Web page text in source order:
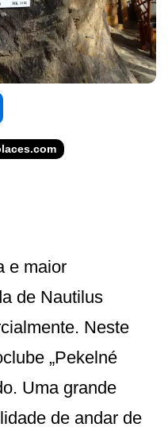
e maior
de Nautilus
Neste
„Pekelné
Uma grande
de andar de